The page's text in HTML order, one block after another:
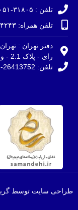
تلفن : ۳۱۸۰۵-۰۵۱
تلفن همراه: ۰۹۱۵۲۴۲۴۲۴۳
دفتر تهران :
رای - پلاک 2.1 - واحد 8
تلفن: 26413752-021
طراحی سایت توسط